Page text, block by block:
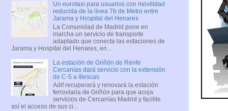
Un eurotaxi para usuarios con movilidad
reducida de la línea 7b de Metro entre
Jarama y Hospital del Henares
La Comunidad de Madrid pone en
marcha un servicio de transporte
adaptado que conecta las estaciones de
Jarama y Hospital del Henares, en...
La estación de Griñón de Renfe
Cercanías dará servicio con la extensión
de C-5 a Illescas
Adif recuperará y renovará la estación
ferroviaria de Griñón para que acoja
servicios de Cercanías Madrid y facilite
así el acceso de sus ci...